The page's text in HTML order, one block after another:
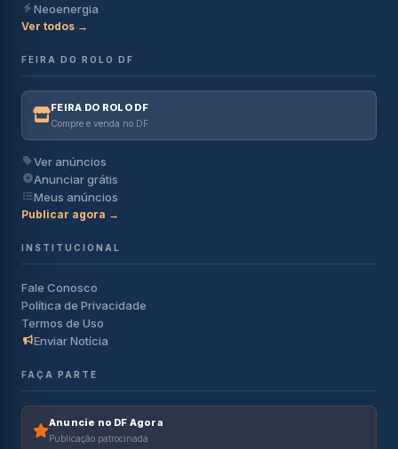
Neoenergia
Ver todos →
FEIRA DO ROLO DF
FEIRA DO ROLO DF
Compre e venda no DF
Ver anúncios
Anunciar grátis
Meus anúncios
Publicar agora →
INSTITUCIONAL
Fale Conosco
Política de Privacidade
Termos de Uso
Enviar Notícia
FAÇA PARTE
Anuncie no DF Agora
Publicação patrocinada